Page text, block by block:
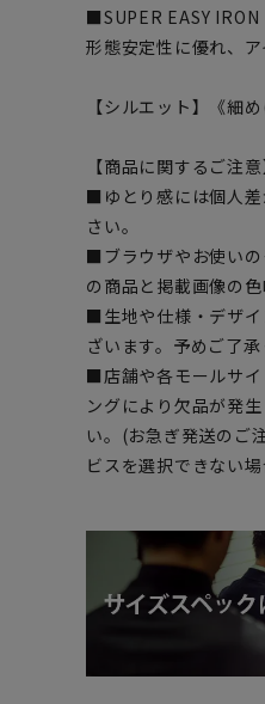
■SUPER EASY IRON
形態安定性に優れ、ア
【シルエット】《細
【商品に関するご注意
■ゆとり感には個人差
さい。
■ブラウザやお使いの
の商品と掲載画像の
■生地や仕様・デザイ
ざいます。予めご了承
■店舗や各モールサイ
ングにより欠品が発
い。(お急ぎ発送のご
ビスを選択できない